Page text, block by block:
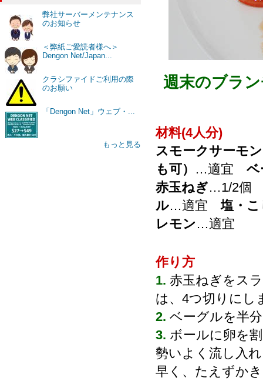
弊社サーバーメンテナンス
のお知らせ
＜弊紙ご愛読者様へ＞
Dengon Net/Japan...
クラシファイドご利用の際
のお願い
「Dengon Net」ウェブ・...
もっと見る
週末のブラ
材料(4人分)
スモークサーモン
も可）
…適宜 ベ
赤玉ねぎ…1/2
ル…適宜塩・
レモン …適宜
作り方
1. 赤玉ねぎをス
は、4つ切りにし
2. ベーグルを半
3. ボールに卵を
勢いよく流し入
早く、たえずか